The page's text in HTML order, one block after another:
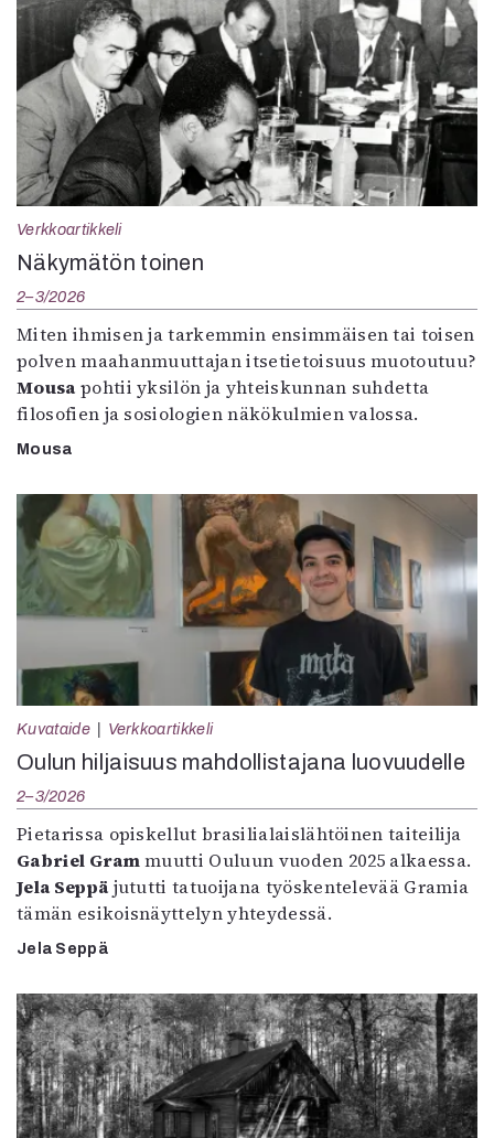
Verkkoartikkeli
Näkymätön toinen
2–3/2026
Miten ihmisen ja tarkemmin ensimmäisen tai toisen
polven maahanmuuttajan itsetietoisuus muotoutuu?
Mousa pohtii yksilön ja yhteiskunnan suhdetta
filosofien ja sosiologien näkökulmien valossa.
Mousa
Kuvataide Verkkoartikkeli
Oulun hiljaisuus mahdollistajana luovuudelle
2–3/2026
Pietarissa opiskellut brasilialaislähtöinen taiteilija
Gabriel Grammuutti Ouluun vuoden 2025 alkaessa.
Jela Seppä jututti tatuoijana työskentelevää Gramia
tämän esikoisnäyttelyn yhteydessä.
Jela Seppä